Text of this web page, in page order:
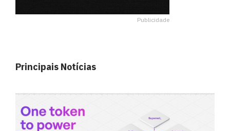
Publicidade
Principais Notícias